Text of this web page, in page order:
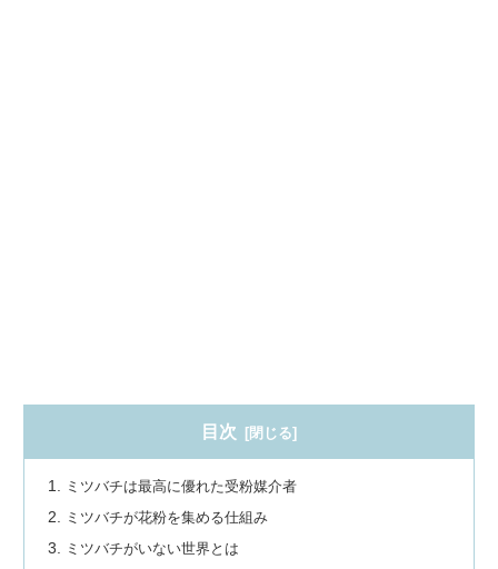
目次
ミツバチは最高に優れた受粉媒介者
ミツバチが花粉を集める仕組み
ミツバチがいない世界とは